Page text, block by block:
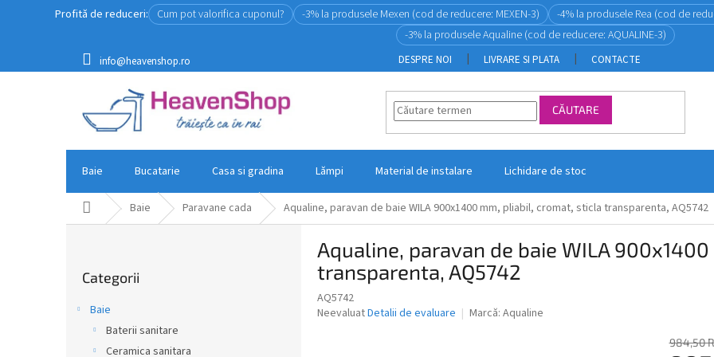
Profită de reduceri: Cum pot valorifica cuponul? -3% la produsele Mexen (cod de reducere: MEXEN-3) -4% la produsele Rea (cod de
-3% la produsele Aqualine (cod de reducere: AQUALINE-3)
info@heavenshop.ro DESPRE NOI LIVRARE SI PLATA CONTACTE
CĂUTARE
Baie Bucatarie Casa si gradina Lămpi Material de instalare Lichidare de stoc
Acasă Baie Paravane cada Aqualine, paravan de baie WILA 900x1400 mm, pliabil, cromat, sticla transparenta, AQ5742
peste
Categorii
Baie
Baterii sanitare
Ceramica sanitara
Aqualine, paravan de baie WILA
transparenta, AQ5742
AQ5742
Evaluarea
NeevaluatDetalii de evaluare Marcă: Aqualine
984,50